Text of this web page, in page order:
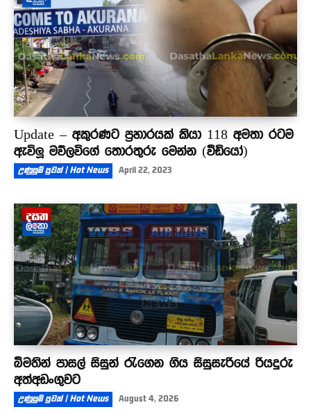
Update – අකුරණට ප්‍රහාරයක් කියා 118 අමතා රටම
ඇවිලූ මව්ලවිගේ තොරතුරු මෙන්න (වීඩියෝ)
උණුසුම් පුවත් | Hot News April 22, 2023
බීමතින් පාසල් සිසුන් රැගෙන ගිය සිසුසැරියේ රියදුරු
අත්අඩංගුවට
උණුසුම් පුවත් | Hot News August 4, 2026